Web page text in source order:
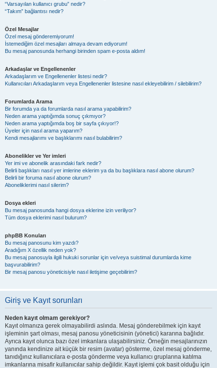
“Varsayılan kullanıcı grubu” nedir?
“Takım” bağlantısı nedir?
Özel Mesajlar
Özel mesaj gönderemiyorum!
İstemediğim özel mesajları almaya devam ediyorum!
Bu mesaj panosunda herhangi birinden spam e-posta aldım!
Arkadaşlar ve Engellenenler
Arkadaşlarım ve Engellenenler listesi nedir?
Kullanıcıları Arkadaşlarım veya Engellenenler listesine nasıl ekleyebilirim / silebilirim?
Forumlarda Arama
Bir forumda ya da forumlarda nasıl arama yapabilirim?
Neden arama yaptığımda sonuç çıkmıyor?
Neden arama yaptığımda boş bir sayfa çıkıyor!?
Üyeler için nasıl arama yaparım?
Kendi mesajlarımı ve başlıklarımı nasıl bulabilirim?
Abonelikler ve Yer imleri
Yer imi ve abonelik arasındaki fark nedir?
Belirli başlıkları nasıl yer imlerine eklerim ya da bu başlıklara nasıl abone olurum?
Belirli bir foruma nasıl abone olurum?
Aboneliklerimi nasıl silerim?
Dosya ekleri
Bu mesaj panosunda hangi dosya eklerine izin veriliyor?
Tüm dosya eklerimi nasıl bulurum?
phpBB Konuları
Bu mesaj panosunu kim yazdı?
Aradığım X özellik neden yok?
Bu mesaj panosuyla ilgili hukuki sorunlar için ve/veya suistimal durumlarda kime
başvurabilirim?
Bir mesaj panosu yöneticisiyle nasıl iletişime geçebilirim?
Giriş ve Kayıt sorunları
Neden kayıt olmam gerekiyor?
Kayıt olmanıza gerek olmayabilirdi aslında. Mesaj gönderebilmek için kayıt
işleminin şart olması, mesaj panosu yöneticisinin (yönetici) kararına bağlıdır.
Ayrıca kayıt olunca bazı özel imkanlara ulaşabilirsiniz. Örneğin mesajlarınızın
yanında kendinize ait küçük bir resim (avatar) gösterme, özel mesaj gönderme,
tanıdığınız kullanıcılara e-posta gönderme veya kullanıcı gruplarına katılma
imkanlarına misafir kullanıcılar sahip değildir. Kayıt işlemi çok basit olduğu için